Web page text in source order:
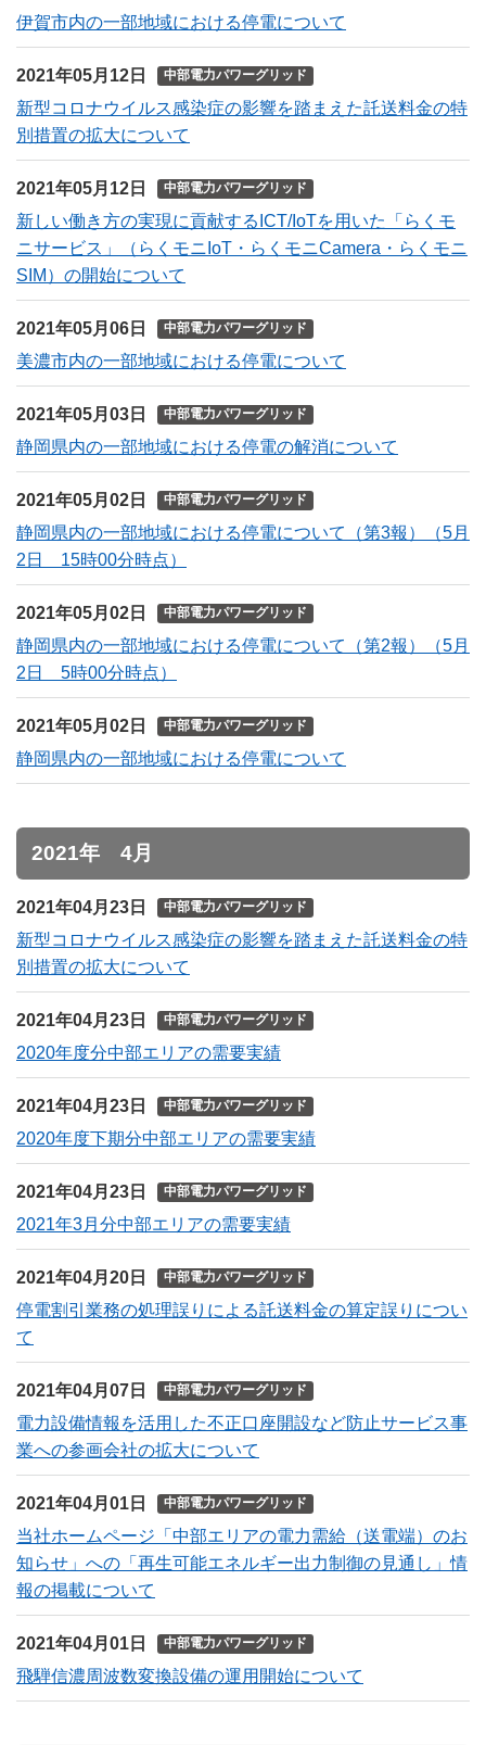
伊賀市内の一部地域における停電について
2021年05月12日 中部電力パワーグリッド
新型コロナウイルス感染症の影響を踏まえた託送料金の特
別措置の拡大について
2021年05月12日 中部電力パワーグリッド
新しい働き方の実現に貢献するICT/IoTを用いた「らくモ
ニサービス」（らくモニIoT・らくモニCamera・らくモニ
SIM）の開始について
2021年05月06日 中部電力パワーグリッド
美濃市内の一部地域における停電について
2021年05月03日 中部電力パワーグリッド
静岡県内の一部地域における停電の解消について
2021年05月02日 中部電力パワーグリッド
静岡県内の一部地域における停電について（第3報）（5月
2日 15時00分時点）
2021年05月02日 中部電力パワーグリッド
静岡県内の一部地域における停電について（第2報）（5月
2日 5時00分時点）
2021年05月02日 中部電力パワーグリッド
静岡県内の一部地域における停電について
2021年 4月
2021年04月23日 中部電力パワーグリッド
新型コロナウイルス感染症の影響を踏まえた託送料金の特
別措置の拡大について
2021年04月23日 中部電力パワーグリッド
2020年度分中部エリアの需要実績
2021年04月23日 中部電力パワーグリッド
2020年度下期分中部エリアの需要実績
2021年04月23日 中部電力パワーグリッド
2021年3月分中部エリアの需要実績
2021年04月20日 中部電力パワーグリッド
停電割引業務の処理誤りによる託送料金の算定誤りについ
て
2021年04月07日 中部電力パワーグリッド
電力設備情報を活用した不正口座開設など防止サービス事
業への参画会社の拡大について
2021年04月01日 中部電力パワーグリッド
当社ホームページ「中部エリアの電力需給（送電端）のお
知らせ」への「再生可能エネルギー出力制御の見通し」情
報の掲載について
2021年04月01日 中部電力パワーグリッド
飛騨信濃周波数変換設備の運用開始について